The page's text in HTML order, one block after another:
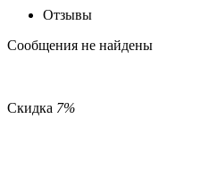
Отзывы
Сообщения не найдены
Скидка 7%